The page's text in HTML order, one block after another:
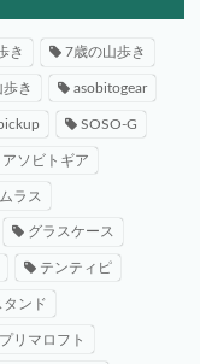
き 7歳の山歩き
き asobitogear
SOSO-G
アソビトギア
ラス
グラスケース
テンティピ
タンド
プリマロフト